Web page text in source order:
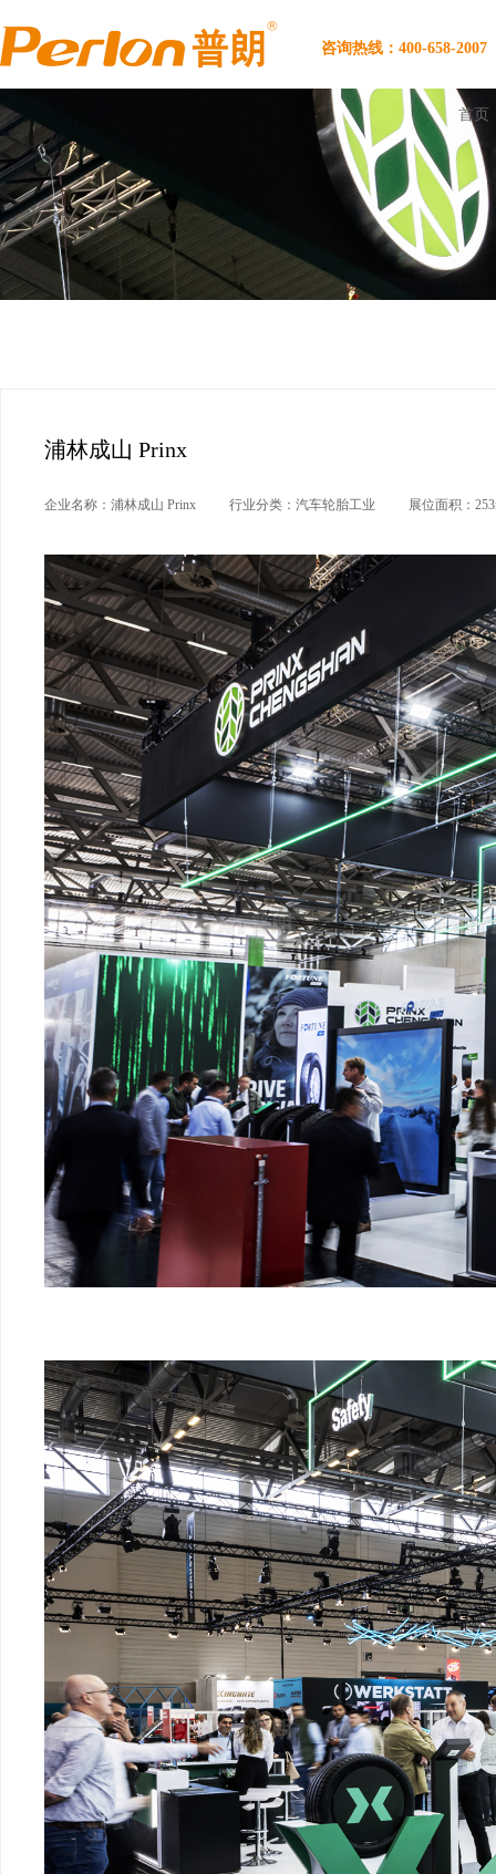
咨询热线：400-658-2007
首页
浦林成山 Prinx
企业名称：浦林成山 Prinx 行业分类：汽车轮胎工业 展位面积：